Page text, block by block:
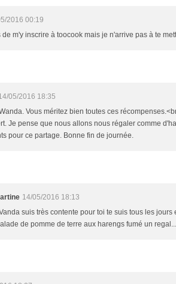
2016 00:19
m'y inscrire à toocook mais je n'arrive pas à te
05/2016 18:35
Vous méritez bien toutes ces
Je pense que nous allons nous régaler comme
pour ce partage. Bonne fin de journée.
14/05/2016 18:13
suis très contente pour toi te suis tous les jours
de pomme de terre aux harengs fumé un